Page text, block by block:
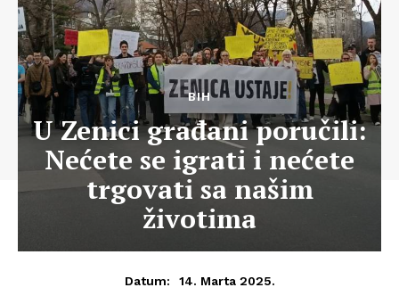
BIH
U Zenici građani poručili:
Nećete se igrati i nećete
trgovati sa našim
životima
Datum: 14. Marta 2025.